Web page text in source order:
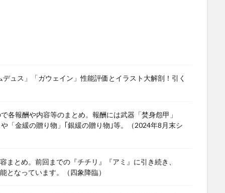
ュス」「ガウェイン」性能評価とイラスト大解剖！引く
各報酬や内容等のまとめ。報酬には武器「焚身怨甲」
「金緩の贈り物」｢銀緩の贈り物｣等。（2024年8月末シ
とめ。前回までの『チチリ』『アミ』に引き続き、
となっています。（四象降臨）